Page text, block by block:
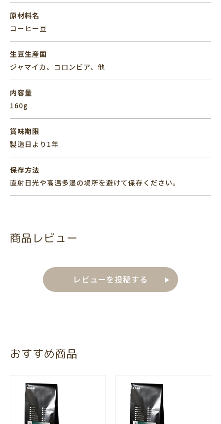
原材料名
コーヒー豆
生豆生産国
ジャマイカ、コロンビア、他
内容量
160g
賞味期限
製造日より1年
保存方法
直射日光や高温多湿の場所を避けて保存ください。
商品レビュー
レビューを投稿する
おすすめ商品